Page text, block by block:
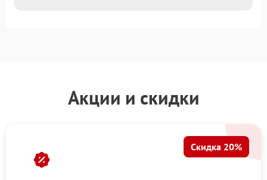
Акции и скидки
Скидка 20%